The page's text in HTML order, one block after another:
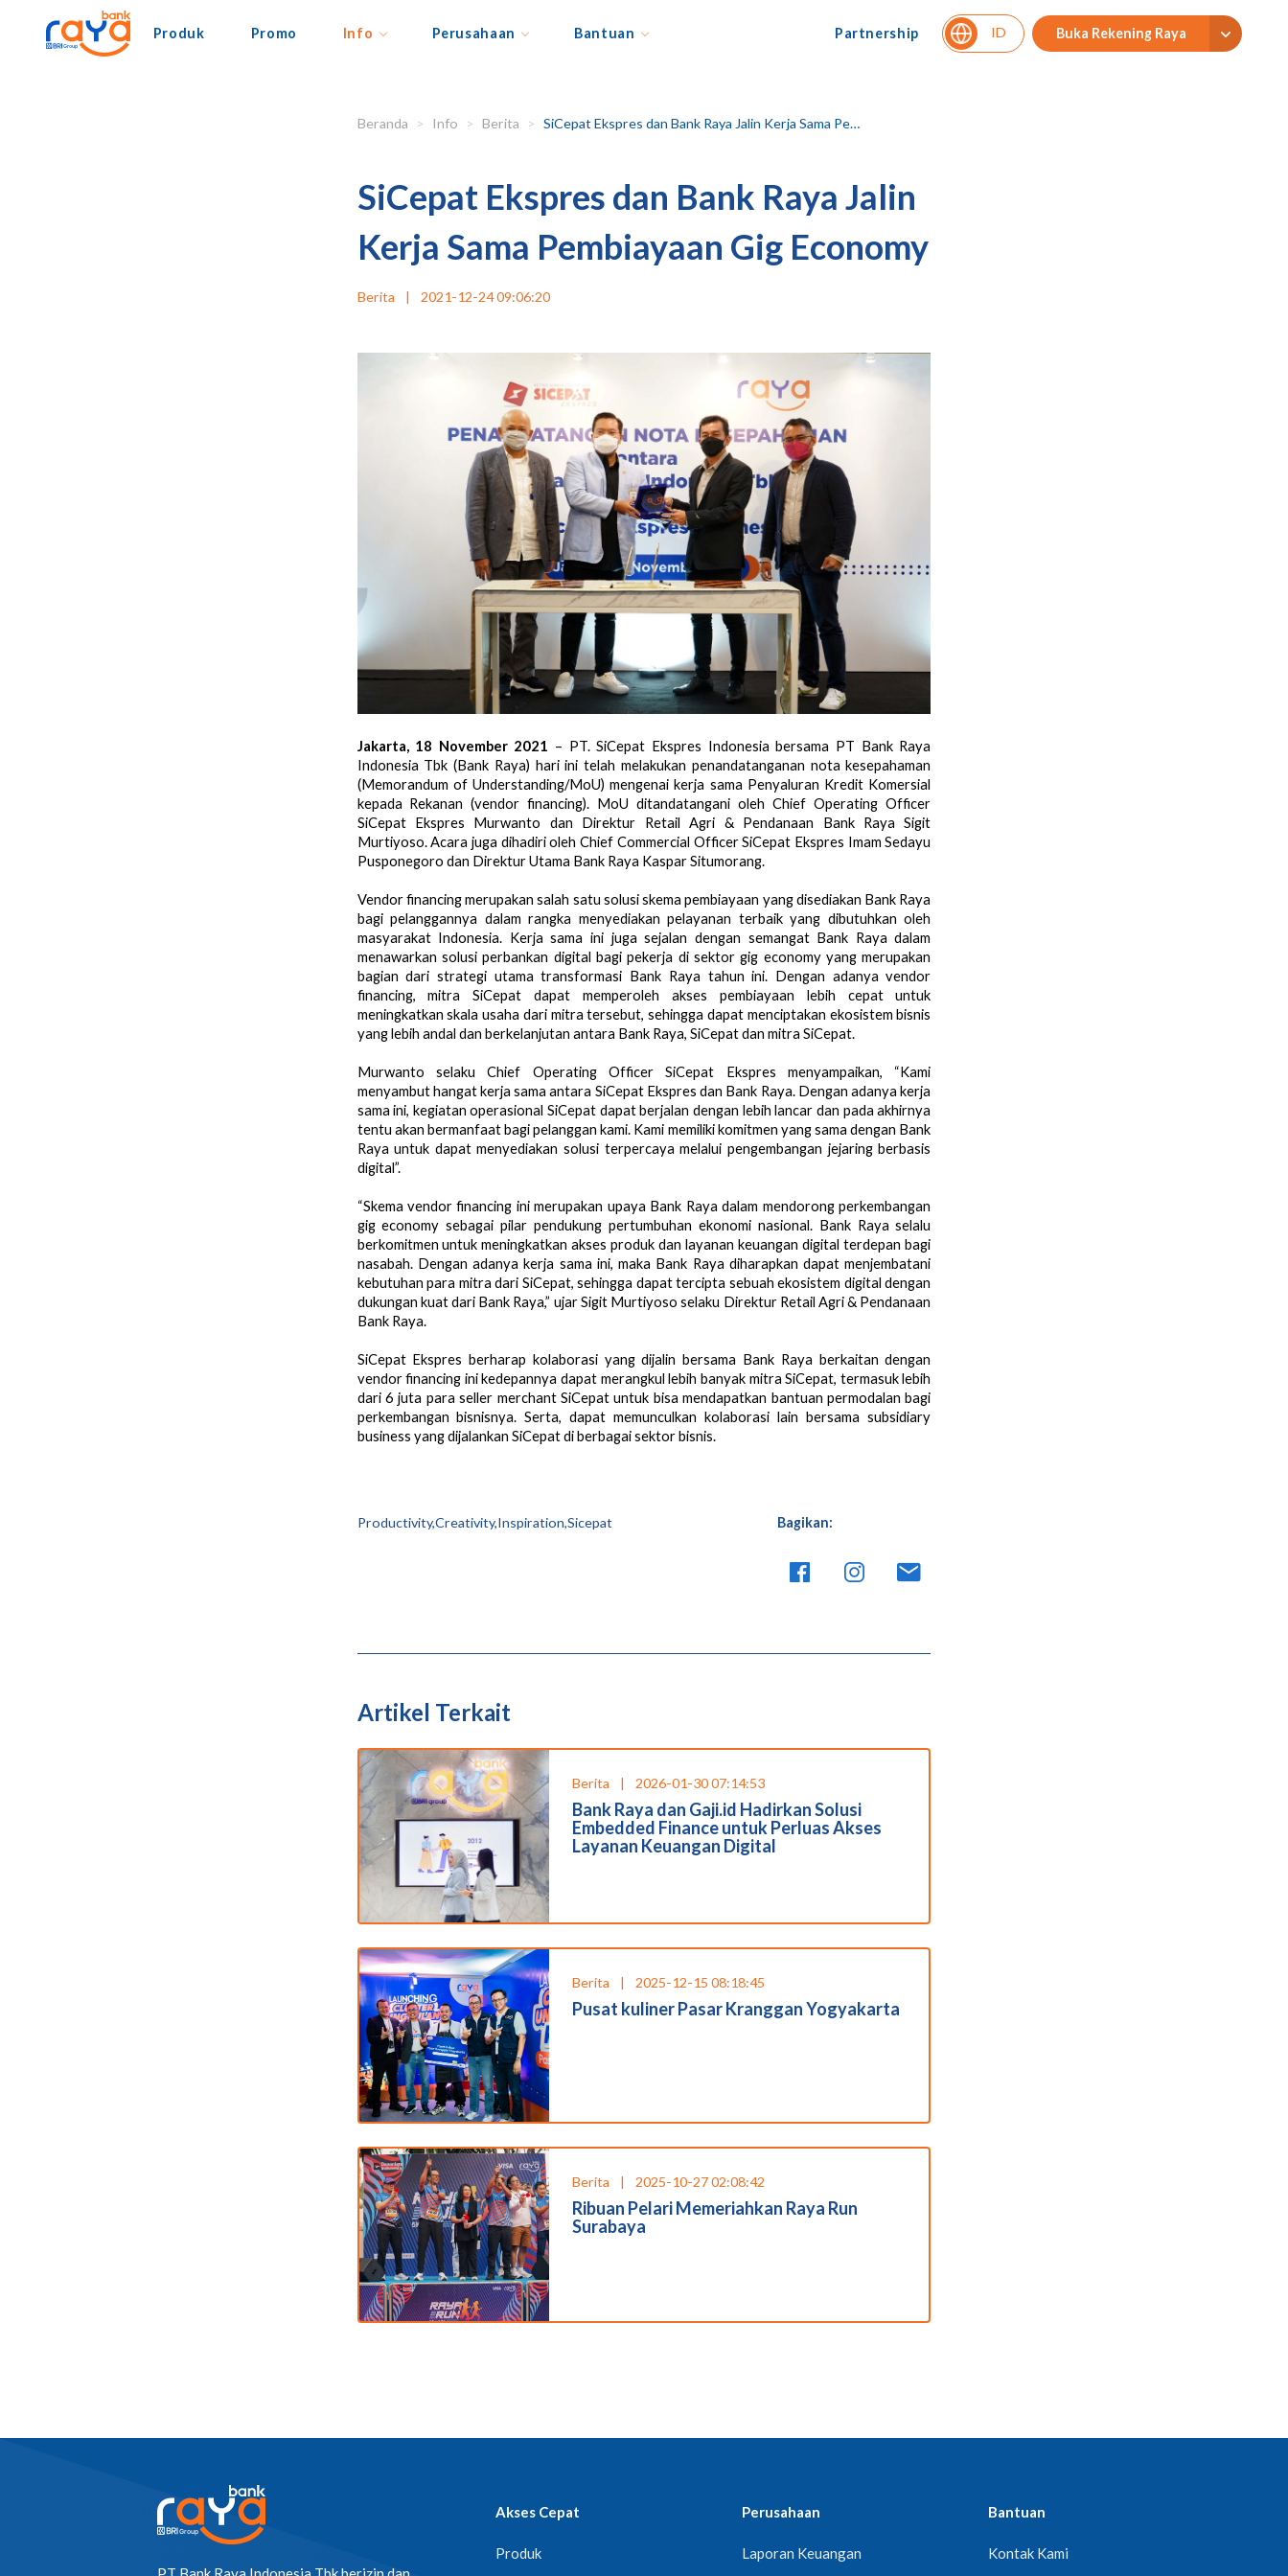
Produk Promo Info Perusahaan Bantuan Partnership ID Buka Rekening Raya
Beranda Info Berita SiCepat Ekspres dan Bank Raya Jalin Kerja Sama Pembiayaan Gig Economy
SiCepat Ekspres dan Bank Raya Jalin
Kerja Sama Pembiayaan Gig Economy
Berita | 2021-12-24 09:06:20
Jakarta, 18 November 2021 – PT. SiCepat Ekspres Indonesia bersama PT Bank Raya
Indonesia Tbk (Bank Raya) hari ini telah melakukan penandatanganan nota kesepahaman
(Memorandum of Understanding/MoU) mengenai kerja sama Penyaluran Kredit Komersial
kepada Rekanan (vendor financing). MoU ditandatangani oleh Chief Operating Officer
SiCepat Ekspres Murwanto dan Direktur Retail Agri & Pendanaan Bank Raya Sigit
Murtiyoso. Acara juga dihadiri oleh Chief Commercial Officer SiCepat Ekspres Imam Sedayu
Pusponegoro dan Direktur Utama Bank Raya Kaspar Situmorang.
Vendor financing merupakan salah satu solusi skema pembiayaan yang disediakan Bank Raya
bagi pelanggannya dalam rangka menyediakan pelayanan terbaik yang dibutuhkan oleh
masyarakat Indonesia. Kerja sama ini juga sejalan dengan semangat Bank Raya dalam
menawarkan solusi perbankan digital bagi pekerja di sektor gig economy yang merupakan
bagian dari strategi utama transformasi Bank Raya tahun ini. Dengan adanya vendor
financing, mitra SiCepat dapat memperoleh akses pembiayaan lebih cepat untuk
meningkatkan skala usaha dari mitra tersebut, sehingga dapat menciptakan ekosistem bisnis
yang lebih andal dan berkelanjutan antara Bank Raya, SiCepat dan mitra SiCepat.
Murwanto selaku Chief Operating Officer SiCepat Ekspres menyampaikan, “Kami
menyambut hangat kerja sama antara SiCepat Ekspres dan Bank Raya. Dengan adanya kerja
sama ini, kegiatan operasional SiCepat dapat berjalan dengan lebih lancar dan pada akhirnya
tentu akan bermanfaat bagi pelanggan kami. Kami memiliki komitmen yang sama dengan Bank
Raya untuk dapat menyediakan solusi terpercaya melalui pengembangan jejaring berbasis
digital”.
“Skema vendor financing ini merupakan upaya Bank Raya dalam mendorong perkembangan
gig economy sebagai pilar pendukung pertumbuhan ekonomi nasional. Bank Raya selalu
berkomitmen untuk meningkatkan akses produk dan layanan keuangan digital terdepan bagi
nasabah. Dengan adanya kerja sama ini, maka Bank Raya diharapkan dapat menjembatani
kebutuhan para mitra dari SiCepat, sehingga dapat tercipta sebuah ekosistem digital dengan
dukungan kuat dari Bank Raya,” ujar Sigit Murtiyoso selaku Direktur Retail Agri & Pendanaan
Bank Raya.
SiCepat Ekspres berharap kolaborasi yang dijalin bersama Bank Raya berkaitan dengan
vendor financing ini kedepannya dapat merangkul lebih banyak mitra SiCepat, termasuk lebih
dari 6 juta para seller merchant SiCepat untuk bisa mendapatkan bantuan permodalan bagi
perkembangan bisnisnya. Serta, dapat memunculkan kolaborasi lain bersama subsidiary
business yang dijalankan SiCepat di berbagai sektor bisnis.
Productivity,Creativity,Inspiration,Sicepat Bagikan:
Artikel Terkait
Berita | 2026-01-30 07:14:53
Bank Raya dan Gaji.id Hadirkan Solusi
Embedded Finance untuk Perluas Akses
Layanan Keuangan Digital
Berita | 2025-12-15 08:18:45
Pusat kuliner Pasar Kranggan Yogyakarta
Berita | 2025-10-27 02:08:42
Ribuan Pelari Memeriahkan Raya Run
Surabaya
Akses Cepat
Produk
Perusahaan
Laporan Keuangan
Bantuan
Kontak Kami